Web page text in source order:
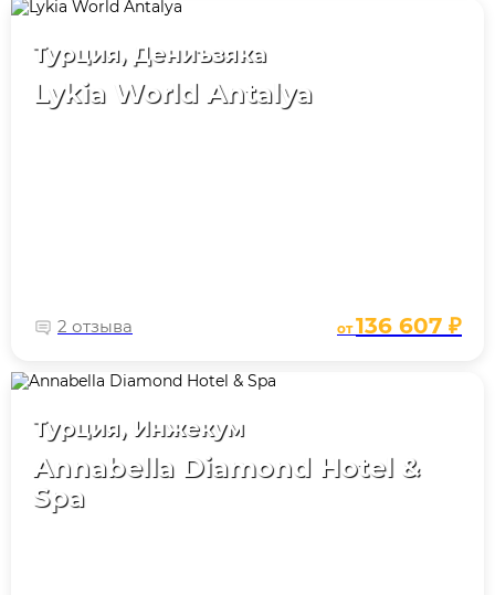
Турция, Дениъзяка
Lykia World Antalya
2 отзыва от136 607 ₽
Турция, Инжекум
Annabella Diamond Hotel &
Spa